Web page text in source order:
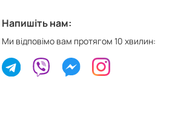
Напишіть нам:
Ми відповімо вам протягом 10 хвилин: